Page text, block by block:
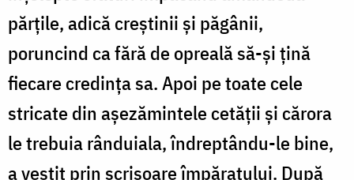
părțile, adică creștinii și păgânii,
poruncind ca fără de opreală să-și țină
fiecare credința sa. Apoi pe toate cele
stricate din așezămintele cetății și cărora
le trebuia rânduiala, îndreptându-le bine,
a vestit prin scrisoare împăratului. După